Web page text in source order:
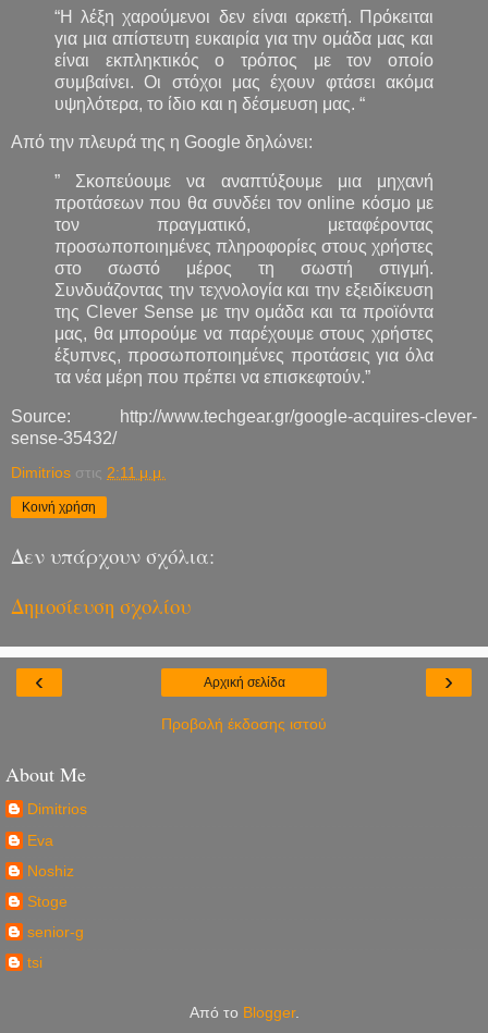
“Η λέξη χαρούμενοι δεν είναι αρκετή. Πρόκειται
για μια απίστευτη ευκαιρία για την ομάδα μας και
είναι εκπληκτικός ο τρόπος με τον οποίο
συμβαίνει. Οι στόχοι μας έχουν φτάσει ακόμα
υψηλότερα, το ίδιο και η δέσμευση μας. “
Από την πλευρά της η Google δηλώνει:
” Σκοπεύουμε να αναπτύξουμε μια μηχανή
προτάσεων που θα συνδέει τον online κόσμο με
τον πραγματικό, μεταφέροντας
προσωποποιημένες πληροφορίες στους χρήστες
στο σωστό μέρος τη σωστή στιγμή.
Συνδυάζοντας την τεχνολογία και την εξειδίκευση
της Clever Sense με την ομάδα και τα προϊόντα
μας, θα μπορούμε να παρέχουμε στους χρήστες
έξυπνες, προσωποποιημένες προτάσεις για όλα
τα νέα μέρη που πρέπει να επισκεφτούν.”
Source: http://www.techgear.gr/google-acquires-clever-
sense-35432/
Dimitrios στις 2:11 μ.μ.
Κοινή χρήση
Δεν υπάρχουν σχόλια:
Δημοσίευση σχολίου
‹ ›
Αρχική σελίδα
Προβολή έκδοσης ιστού
About Me
Dimitrios
Eva
Noshiz
Stoge
senior-g
tsi
Από το Blogger.